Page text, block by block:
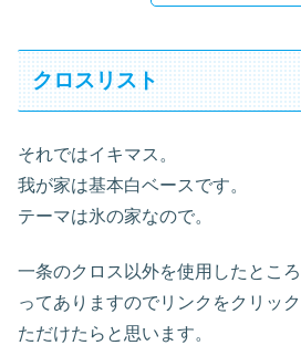
クロスリスト
それではイキマス。
我が家は基本白ベースです。
テーマは氷の家なので。
一条のクロス以外を使用したとこ
ってありますのでリンクをクリッ
ただけたらと思います。